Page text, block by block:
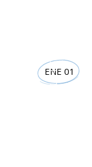
LIFESTYLE
ENE 01